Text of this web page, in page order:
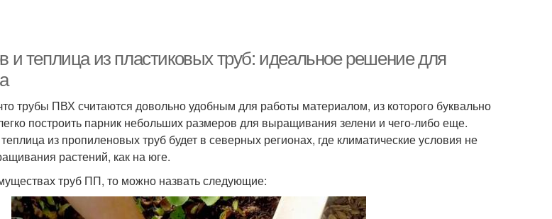
и теплица из пластиковых труб: идеальное решение для
трубы ПВХ считаются довольно удобным для работы материалом, из которого буквально
построить парник небольших размеров для выращивания зелени и чего-либо еще.
из пропиленовых труб будет в северных регионах, где климатические условия не
растений, как на юге.
труб ПП, то можно назвать следующие: